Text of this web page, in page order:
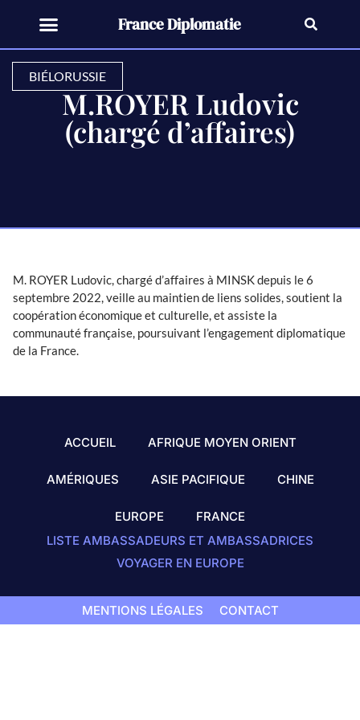
France Diplomatie
BIÉLORUSSIE
M.ROYER Ludovic
(chargé d’affaires)
M. ROYER Ludovic, chargé d’affaires à MINSK depuis le 6
septembre 2022, veille au maintien de liens solides, soutient la
coopération économique et culturelle, et assiste la
communauté française, poursuivant l’engagement diplomatique
de la France.
ACCUEIL AFRIQUE MOYEN ORIENT
AMÉRIQUES ASIE PACIFIQUE CHINE
EUROPE
FRANCE
LISTE AMBASSADEURS ET AMBASSADRICES
VOYAGER EN EUROPE
MENTIONS LÉGALES CONTACT